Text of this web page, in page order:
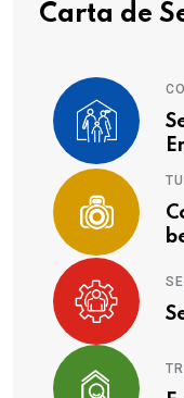
Carta de